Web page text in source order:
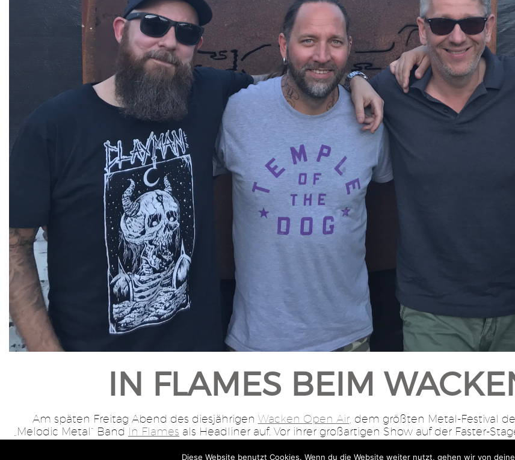
IN FLAMES BEIM
Am späten Freitag Abend des diesjährigen Wacken Open Air, dem größten Metal-Festival
„Melodic Metal“ Band In Flames als Headliner auf. Vor ihrer großartigen Show auf der Faster-
zu einem kühlen Bier im Backstage-
Diese Website benutzt Cookies. Wenn du die Website weiter nutzt, gehen wir von